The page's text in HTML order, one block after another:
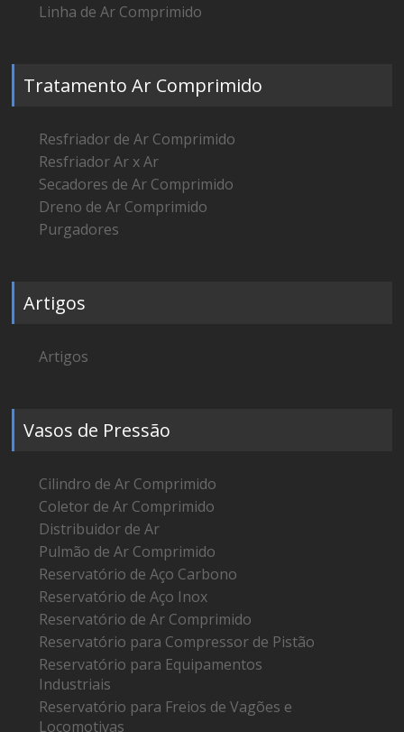
Linha de Ar Comprimido
Tratamento Ar Comprimido
Resfriador de Ar Comprimido
Resfriador Ar x Ar
Secadores de Ar Comprimido
Dreno de Ar Comprimido
Purgadores
Artigos
Artigos
Vasos de Pressão
Cilindro de Ar Comprimido
Coletor de Ar Comprimido
Distribuidor de Ar
Pulmão de Ar Comprimido
Reservatório de Aço Carbono
Reservatório de Aço Inox
Reservatório de Ar Comprimido
Reservatório para Compressor de Pistão
Reservatório para Equipamentos
Industriais
Reservatório para Freios de Vagões e
Locomotivas